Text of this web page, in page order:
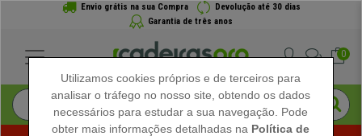
Envio grátis na sua Compra
Devolução até 30 dias
Garantia de três anos
0
Utilizamos cookies próprios e de terceiros para
analisar o tráfego no nosso site, obtendo os dados
necessários para estudar a sua navegação. Pode
obter mais informações detalhadas na Política de